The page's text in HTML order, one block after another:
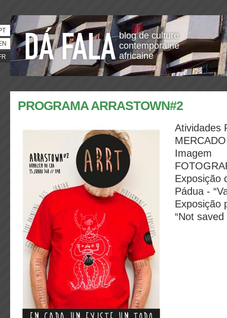
blog de culture
contemporaine
africaine
PROGRAMA ARRASTOWN#2
Atividades
Imagem
Exposição
Pádua -
Exposição
“Not